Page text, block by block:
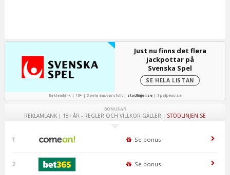
Just nu finns det flera
jackpottar på
Svenska Spel
SE HELA LISTAN
Reklamlänk | 18+ | Spela ansvarsfullt | stodlinjen.se| Spelpaus.se
BONUSAR
REKLAMLÄNK | 18+ ÅR - REGLER OCH VILLKOR GÄLLER | STÖDLINJEN.SE
1 Se bonus
2 Se bonus